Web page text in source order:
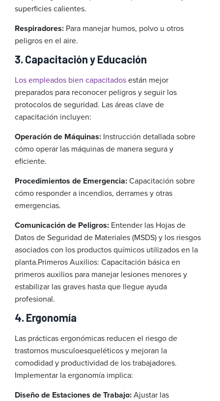
superficies calientes.
Respiradores: Para manejar humos, polvo u otros
peligros en el aire.
3. Capacitación y Educación
Los empleados bien capacitadosestán mejor
preparados para reconocer peligros y seguir los
protocolos de seguridad. Las áreas clave de
capacitación incluyen:
Operación de Máquinas: Instrucción detallada sobre
cómo operar las máquinas de manera segura y
eficiente.
Procedimientos de Emergencia:Capacitación sobre
cómo responder a incendios, derrames y otras
emergencias.
Comunicación de Peligros: Entender las Hojas de
Datos de Seguridad de Materiales (MSDS) y los riesgos
asociados con los productos químicos utilizados en la
planta.Primeros Auxilios: Capacitación básica en
primeros auxilios para manejar lesiones menores y
estabilizar las graves hasta que llegue ayuda
profesional.
4. Ergonomía
Las prácticas ergonómicas reducen el riesgo de
trastornos musculoesqueléticos y mejoran la
comodidad y productividad de los trabajadores.
Implementar la ergonomía implica:
Diseño de Estaciones de Trabajo:Ajustar las